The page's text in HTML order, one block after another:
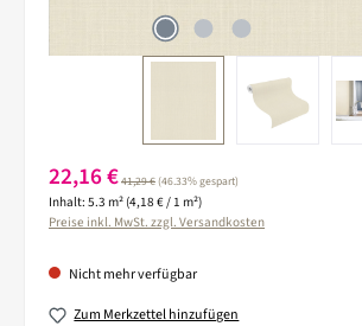
Verkaufspreis:
22,16 €Regulärer Preis:
41,29 €(46.33% gespart)
Inhalt: 5.3 m² (4,18 € / 1 m²)
Preise inkl. MwSt. zzgl. Versandkosten
Nicht mehr verfügbar
Zum Merkzettel hinzufügen